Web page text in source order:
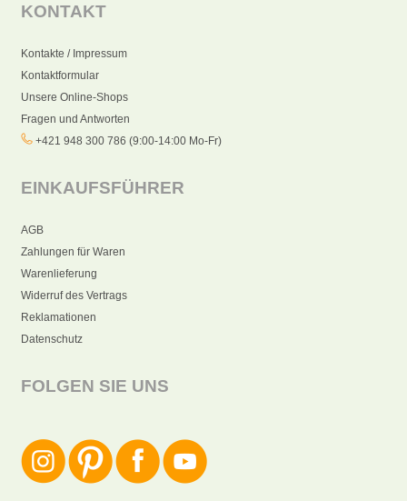
KONTAKT
Kontakte / Impressum
Kontaktformular
Unsere Online-Shops
Fragen und Antworten
+421 948 300 786 (9:00-14:00 Mo-Fr)
EINKAUFSFÜHRER
AGB
Zahlungen für Waren
Warenlieferung
Widerruf des Vertrags
Reklamationen
Datenschutz
FOLGEN SIE UNS